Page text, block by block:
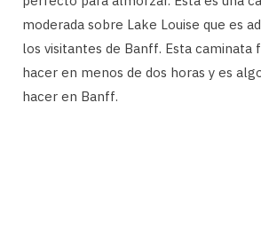
moderada sobre Lake Louise que es
los visitantes de Banff. Esta caminata
hacer en menos de dos horas y es
hacer en Banff.